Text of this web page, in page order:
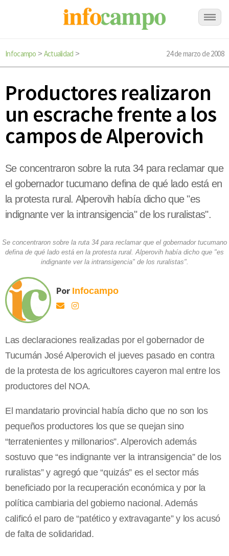
Infocampo > Actualidad > 24 de marzo de 2008
Productores realizaron
un escrache frente a los
campos de Alperovich
Se concentraron sobre la ruta 34 para reclamar que
el gobernador tucumano defina de qué lado está en
la protesta rural. Alperovih había dicho que "es
indignante ver la intransigencia" de los ruralistas".
Se concentraron sobre la ruta 34 para reclamar que el gobernador tucumano
defina de qué lado está en la protesta rural. Alperovih había dicho que "es
indignante ver la intransigencia" de los ruralistas".
Por Infocampo
Las declaraciones realizadas por el gobernador de
Tucumán José Alperovich el jueves pasado en contra
de la protesta de los agricultores cayeron mal entre los
productores del NOA.
El mandatario provincial había dicho que no son los
pequeños productores los que se quejan sino
“terratenientes y millonarios”. Alperovich además
sostuvo que “es indignante ver la intransigencia” de los
ruralistas” y agregó que “quizás” es el sector más
beneficiado por la recuperación económica y por la
política cambiaria del gobierno nacional. Además
calificó el paro de “patético y extravagante” y los acusó
de falta de solidaridad.